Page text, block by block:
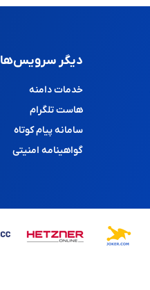
دیگر سرویس‌ها
خدمات دامنه
هاست تلگرام
سامانه پیام کوتاه
گواهینامه امنیتی